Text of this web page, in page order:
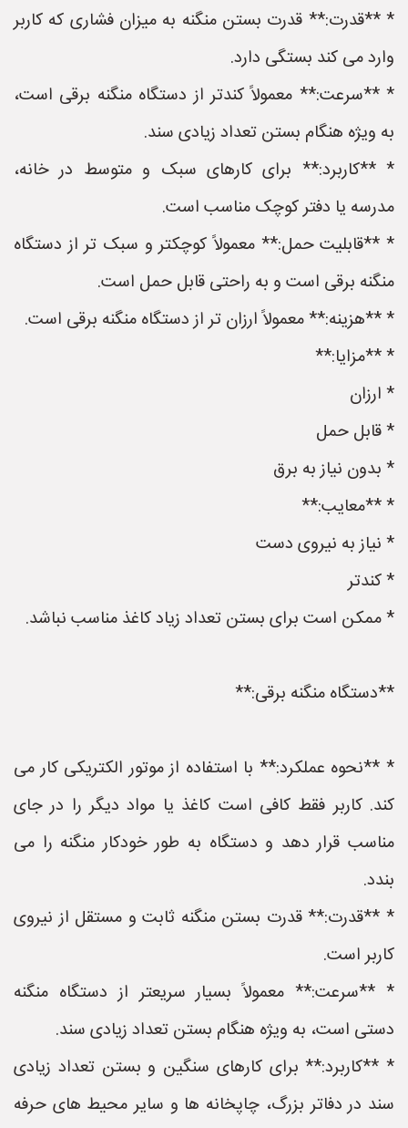
* **قدرت:** قدرت بستن منگنه به میزان فشاری که کاربر
وارد می کند بستگی دارد.
* **سرعت:** معمولاً کندتر از دستگاه منگنه برقی است،
به ویژه هنگام بستن تعداد زیادی سند.
* **کاربرد:** برای کارهای سبک و متوسط ​​در خانه،
مدرسه یا دفتر کوچک مناسب است.
* **قابلیت حمل:** معمولاً کوچکتر و سبک تر از دستگاه
منگنه برقی است و به راحتی قابل حمل است.
* **هزینه:** معمولاً ارزان تر از دستگاه منگنه برقی است.
* **مزایا:**
* ارزان
* قابل حمل
* بدون نیاز به برق
* **معایب:**
* نیاز به نیروی دست
* کندتر
* ممکن است برای بستن تعداد زیاد کاغذ مناسب نباشد.
**دستگاه منگنه برقی:**
* **نحوه عملکرد:** با استفاده از موتور الکتریکی کار می
کند. کاربر فقط کافی است کاغذ یا مواد دیگر را در جای
مناسب قرار دهد و دستگاه به طور خودکار منگنه را می
بندد.
* **قدرت:** قدرت بستن منگنه ثابت و مستقل از نیروی
کاربر است.
* **سرعت:** معمولاً بسیار سریعتر از دستگاه منگنه
دستی است، به ویژه هنگام بستن تعداد زیادی سند.
* **کاربرد:** برای کارهای سنگین و بستن تعداد زیادی
سند در دفاتر بزرگ، چاپخانه ها و سایر محیط های حرفه